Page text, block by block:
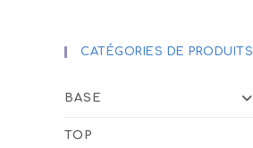
CATÉGORIES DE PRODUITS
BASE
TOP